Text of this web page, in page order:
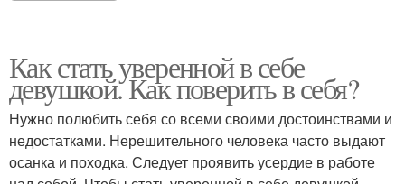
Как стать уверенной в себе
девушкой. Как поверить в себя?
Нужно полюбить себя со всеми своими достоинствами и
недостатками. Нерешительного человека часто выдают
осанка и походка. Следует проявить усердие в работе